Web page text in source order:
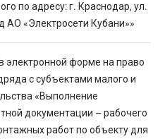
по адресу: г. Краснодар, ул.
АО «Электросети Кубани»»
электронной форме на право
с субъектами малого и
«Выполнение
документации – рабочего
работ по объекту для